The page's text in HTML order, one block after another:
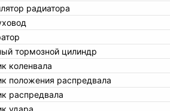
радиатора
тормозной цилиндр
коленвала
положения распредвала
распредвала
удара